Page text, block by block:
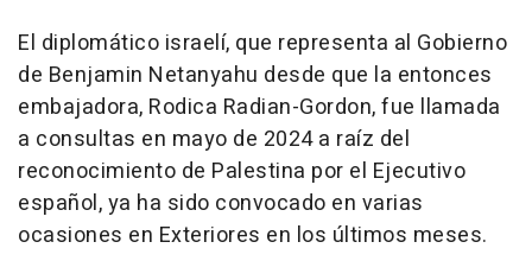
El diplomático israelí, que representa al Gobierno
de Benjamin Netanyahu desde que la entonces
embajadora, Rodica Radian-Gordon, fue llamada
a consultas en mayo de 2024 a raíz del
reconocimiento de Palestina por el Ejecutivo
español, ya ha sido convocado en varias
ocasiones en Exteriores en los últimos meses.